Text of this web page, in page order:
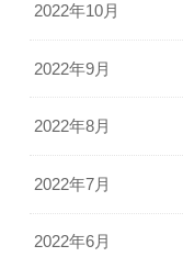
2022年10月
2022年9月
2022年8月
2022年7月
2022年6月